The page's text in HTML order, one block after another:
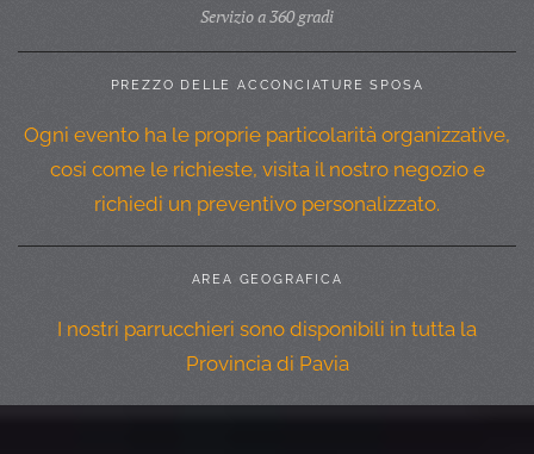
Servizio a 360 gradi
PREZZO DELLE ACCONCIATURE SPOSA
Ogni evento ha le proprie particolarità organizzative,
cosi come le richieste, visita il nostro negozio e
richiedi un preventivo personalizzato.
AREA GEOGRAFICA
I nostri parrucchieri sono disponibili in tutta la
Provincia di Pavia